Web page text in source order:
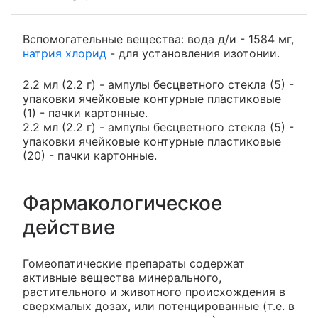
Вспомогательные вещества: вода д/и - 1584 мг,
натрия хлорид - для установления изотонии.
2.2 мл (2.2 г) - ампулы бесцветного стекла (5) -
упаковки ячейковые контурные пластиковые
(1) - пачки картонные.
2.2 мл (2.2 г) - ампулы бесцветного стекла (5) -
упаковки ячейковые контурные пластиковые
(20) - пачки картонные.
Фармакологическое
действие
Гомеопатические препараты содержат
активные вещества минерального,
растительного и животного происхождения в
сверхмалых дозах, или потенцированные (т.е. в